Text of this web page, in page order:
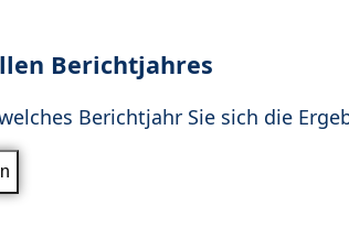
Berichtjahres
Berichtjahr Sie sich die